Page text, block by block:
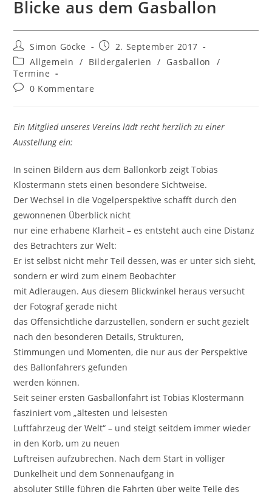
Blicke aus dem Gasballon
Beitrags-
Autor:
Simon Göcke
Beitrag
veröffentlicht:
2. September 2017
Beitrags-
Kategorie:
Allgemein / Bildergalerien / Gasballon
/
Termine
Beitrags-
0 Kommentare
Ein Mitglied unseres Vereins lädt recht herzlich zu einer
Ausstellung ein:
In seinen Bildern aus dem Ballonkorb zeigt Tobias
Klostermann stets einen besondere Sichtweise.
Der Wechsel in die Vogelperspektive schafft durch den
gewonnenen Überblick nicht
nur eine erhabene Klarheit – es entsteht auch eine Distanz
des Betrachters zur Welt:
Er ist selbst nicht mehr Teil dessen, was er unter sich sieht,
sondern er wird zum einem Beobachter
mit Adleraugen. Aus diesem Blickwinkel heraus versucht
der Fotograf gerade nicht
das Offensichtliche darzustellen, sondern er sucht gezielt
nach den besonderen Details, Strukturen,
Stimmungen und Momenten, die nur aus der Perspektive
des Ballonfahrers gefunden
werden können.
Seit seiner ersten Gasballonfahrt ist Tobias Klostermann
fasziniert vom „ältesten und leisesten
Luftfahrzeug der Welt“ – und steigt seitdem immer wieder
in den Korb, um zu neuen
Luftreisen aufzubrechen. Nach dem Start in völliger
Dunkelheit und dem Sonnenaufgang in
absoluter Stille führen die Fahrten über weite Teile des